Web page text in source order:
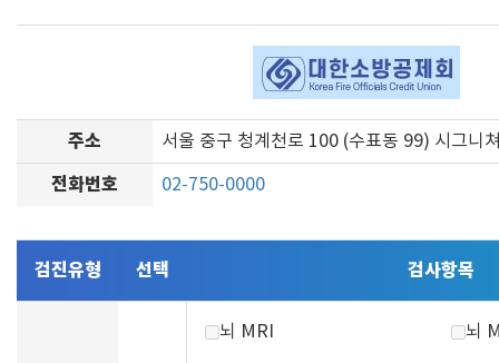
주소 서울 중구 청계천로 100 (수표동 99) 시그니
전화번호 02-750-0000
검진유형 선택 검사항목
뇌 MRI 뇌